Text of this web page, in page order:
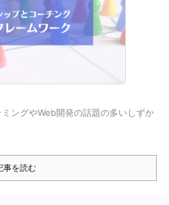
ングやWeb開発の話題の多いしずか
事を読む